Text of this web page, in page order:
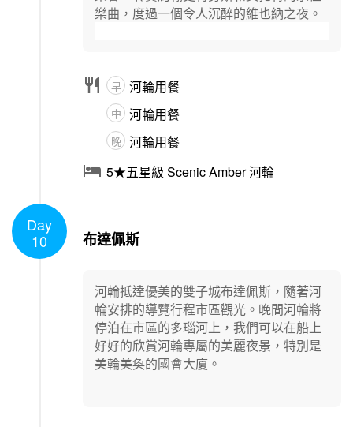
樂曲，度過一個令人沉醉的維也納之夜。
 早 河輪用餐
中 河輪用餐
晚 河輪用餐
 5★五星級 Scenic Amber 河輪
Day
10
布達佩斯
河輪抵達優美的雙子城布達佩斯，隨著河
輪安排的導覽行程市區觀光。晚間河輪將
停泊在市區的多瑙河上，我們可以在船上
好好的欣賞河輪專屬的美麗夜景，特別是
美輪美奐的國會大廈。